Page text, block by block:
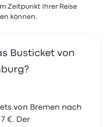
später gewesen, weil
Zeitpunkt Ihrer Reise
können.
Busticket von
von Bremen nach
€. Der